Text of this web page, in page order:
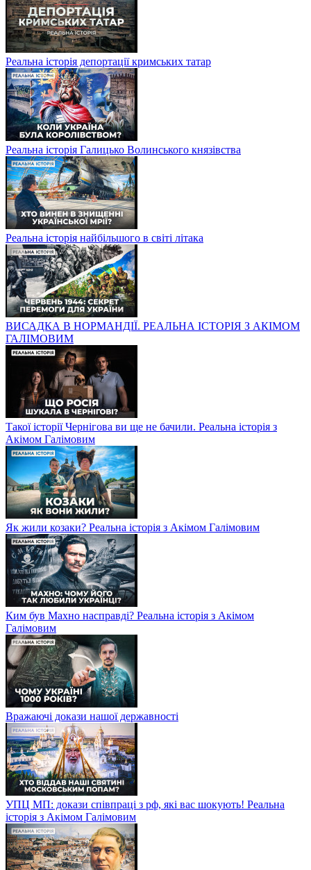
Реальна історія депортації кримських татар
Реальна історія Галицько Волинського князівства
Реальна історія найбільшого в світі літака
ВИСАДКА В НОРМАНДІЇ. РЕАЛЬНА ІСТОРІЯ З АКІМОМ
ГАЛІМОВИМ
Такої історії Чернігова ви ще не бачили. Реальна історія з
Акімом Галімовим
Як жили козаки? Реальна історія з Акімом Галімовим
Ким був Махно насправді? Реальна історія з Акімом
Галімовим
Вражаючі докази нашої державності
УПЦ МП: докази співпраці з рф, які вас шокують! Реальна
історія з Акімом Галімовим